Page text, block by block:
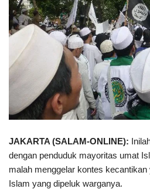
JAKARTA (SALAM-ONLINE):
dengan penduduk mayoritas umat
malah menggelar kontes kecantikan
Islam yang dipeluk warganya.